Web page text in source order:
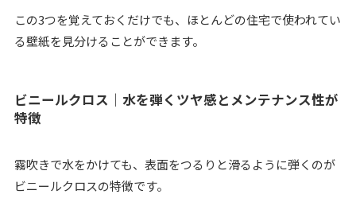
この3つを覚えておくだけでも、ほとんどの住宅で使われてい
る壁紙を見分けることができます。
ビニールクロス｜水を弾くツヤ感とメンテナンス性が
特徴
霧吹きで水をかけても、表面をつるりと滑るように弾くのが
ビニールクロスの特徴です。